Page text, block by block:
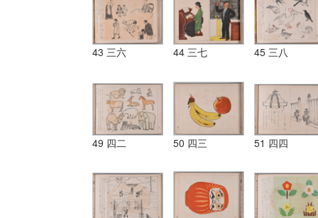
43 三六 44 三七 45 三八
49 四二 50 四三 51 四四